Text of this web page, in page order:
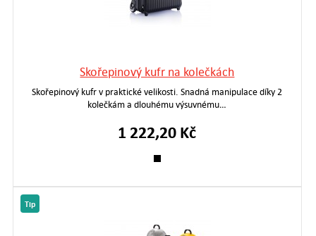
Skořepinový kufr na kolečkách
Skořepinový kufr v praktické velikosti. Snadná manipulace díky 2
kolečkám a dlouhému výsuvnému…
1 222,20 Kč
Tip